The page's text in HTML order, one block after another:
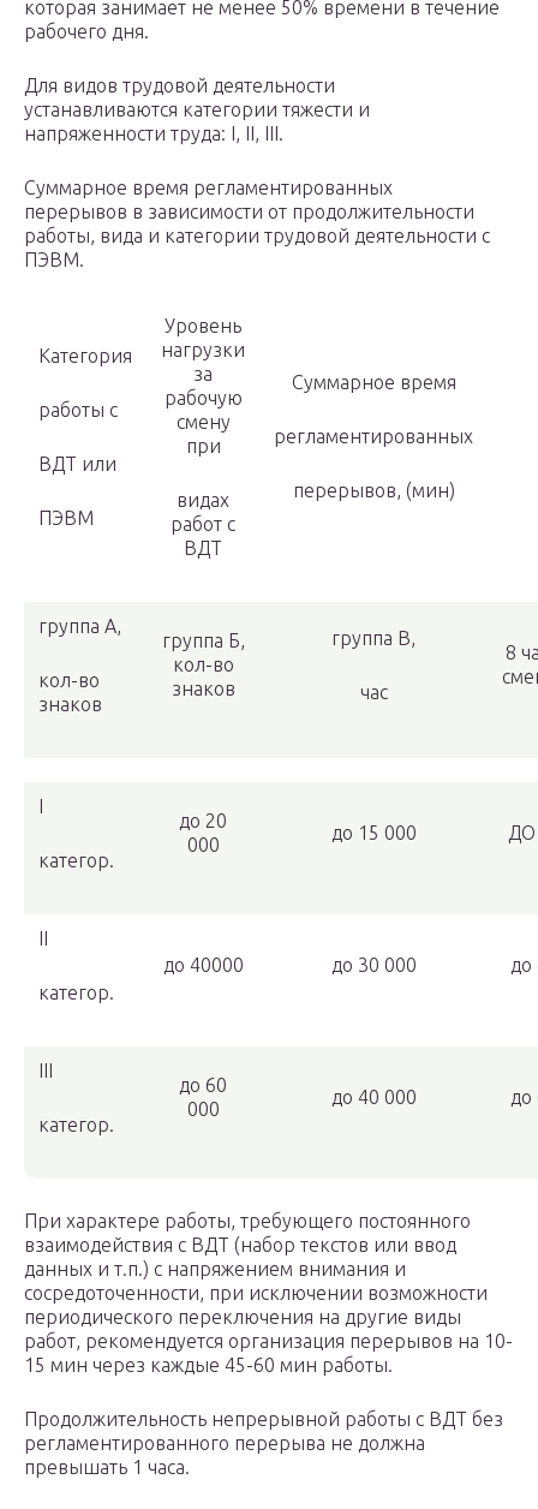
которая занимает не менее 50% времени в течение
рабочего дня.
Для видов трудовой деятельности
устанавливаются категории тяжести и
напряженности труда: I, II, III.
Суммарное время регламентированных
перерывов в зависимости от продолжительности
работы, вида и категории трудовой деятельности с
ПЭВМ.
Категория
работы с
ВДТ или
ПЭВМ
Уровень
нагрузки
за
рабочую
смену
при
видах
работ с
ВДТ
Суммарное время
регламентированных
перерывов, (мин)
группа А,
кол-во
знаков
группа Б,
кол-во
знаков
группа В,
час
8
I
категор.
до 20
000
до 15 000 ДО
II
категор.
до 40000 до 30 000 до
III
категор.
до 60
000
до 40 000 до
При характере работы, требующего постоянного
взаимодействия с ВДТ (набор текстов или ввод
данных и т.п.) с напряжением внимания и
сосредоточенности, при исключении возможности
периодического переключения на другие виды
работ, рекомендуется организация перерывов на 10-
15 мин через каждые 45-60 мин работы.
Продолжительность непрерывной работы с ВДТ без
регламентированного перерыва не должна
превышать 1 часа.